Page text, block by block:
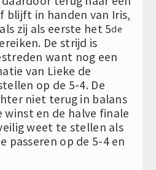
blijft in handen van Iris,
zij als eerste het 5de
De strijd is
want nog een
van Lieke de
op de 5-4. De
niet terug in balans
winst en de halve finale
weet te stellen als
passeren op de 5-4 en